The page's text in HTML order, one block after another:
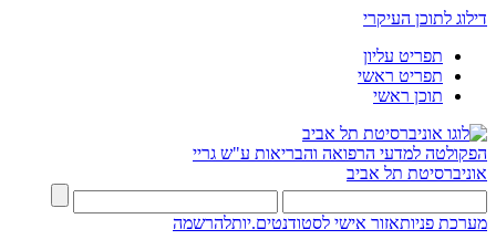
דילוג לתוכן העיקרי
תפריט עליון
תפריט ראשי
תוכן ראשי
הפקולטה למדעי הרפואה והבריאות ע"ש גריי
אוניברסיטת תל אביב
מערכת פניותאזור אישי לסטודנטים.יותלהרשמה